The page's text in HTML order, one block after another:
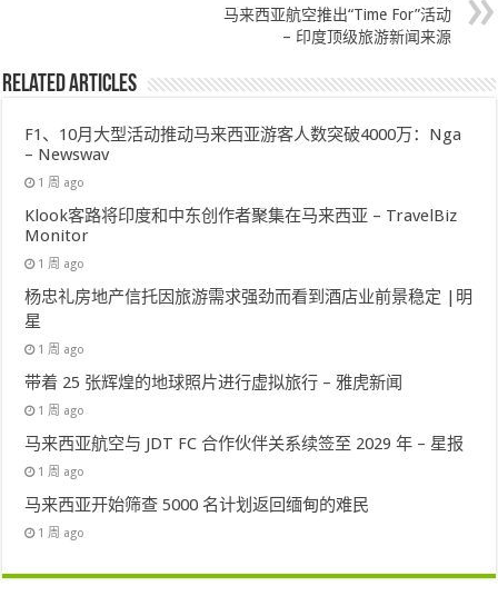
马来西亚航空推出“Time For”活动
– 印度顶级旅游新闻来源
Related Articles
F1、10月大型活动推动马来西亚游客人数突破4000万：Nga
– Newswav
1 周 ago
Klook客路将印度和中东创作者聚集在马来西亚 – TravelBiz
Monitor
1 周 ago
杨忠礼房地产信托因旅游需求强劲而看到酒店业前景稳定 |明
星
1 周 ago
带着 25 张辉煌的地球照片进行虚拟旅行 – 雅虎新闻
1 周 ago
马来西亚航空与 JDT FC 合作伙伴关系续签至 2029 年 – 星报
1 周 ago
马来西亚开始筛查 5000 名计划返回缅甸的难民
1 周 ago